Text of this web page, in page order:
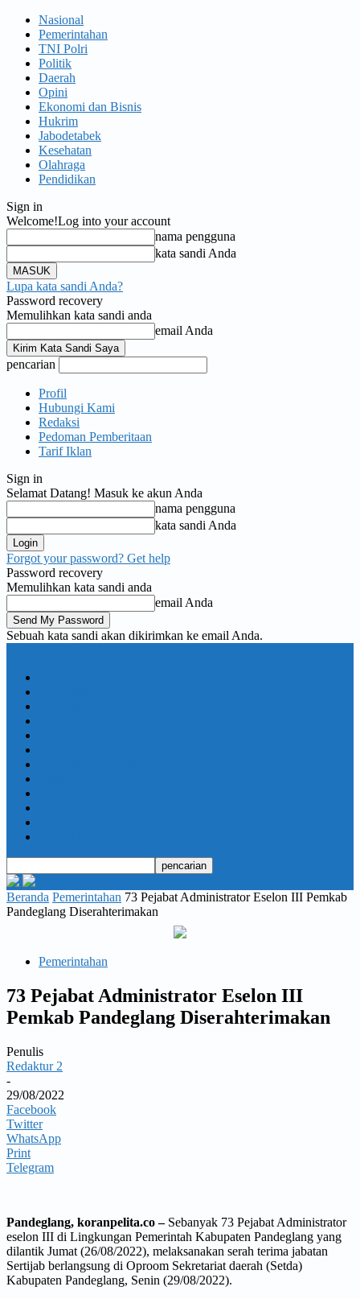
Nasional
Pemerintahan
TNI Polri
Politik
Daerah
Opini
Ekonomi dan Bisnis
Hukrim
Jabodetabek
Kesehatan
Olahraga
Pendidikan
Sign in
Welcome!Log into your account
nama pengguna
kata sandi Anda
Lupa kata sandi Anda?
Password recovery
Memulihkan kata sandi anda
email Anda
pencarian
Profil
Hubungi Kami
Redaksi
Pedoman Pemberitaan
Tarif Iklan
Sign in
Selamat Datang! Masuk ke akun Anda
nama pengguna
kata sandi Anda
Forgot your password? Get help
Password recovery
Memulihkan kata sandi anda
email Anda
Sebuah kata sandi akan dikirimkan ke email Anda.
Beranda Pemerintahan 73 Pejabat Administrator Eselon III Pemkab
Pandeglang Diserahterimakan
Pemerintahan
73 Pejabat Administrator Eselon III
Pemkab Pandeglang Diserahterimakan
Penulis
Redaktur 2
-
29/08/2022
Facebook
Twitter
WhatsApp
Print
Telegram
Pandeglang, koranpelita.co – Sebanyak 73 Pejabat Administrator
eselon III di Lingkungan Pemerintah Kabupaten Pandeglang yang
dilantik Jumat (26/08/2022), melaksanakan serah terima jabatan
Sertijab berlangsung di Oproom Sekretariat daerah (Setda)
Kabupaten Pandeglang, Senin (29/08/2022).